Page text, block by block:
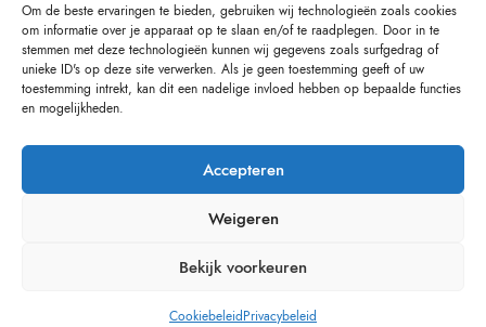
Om de beste ervaringen te bieden, gebruiken wij technologieën zoals cookies
om informatie over je apparaat op te slaan en/of te raadplegen. Door in te
stemmen met deze technologieën kunnen wij gegevens zoals surfgedrag of
unieke ID's op deze site verwerken. Als je geen toestemming geeft of uw
toestemming intrekt, kan dit een nadelige invloed hebben op bepaalde functies
en mogelijkheden.
Accepteren
Weigeren
Bekijk voorkeuren
CookiebeleidPrivacybeleid
Drop-shipping
Link building